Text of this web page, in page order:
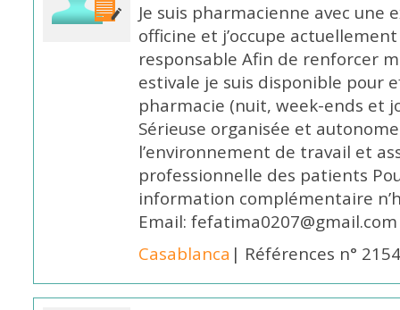
Je suis pharmacienne avec
officine et j’occupe
responsable Afin de renforcer
estivale je suis disponible pour
pharmacie (nuit, week-ends et
Sérieuse organisée et
l’environnement de travail et
professionnelle des patients
information complémentaire
Email: fefatima0207@gmail.com
Casablanca | Références n°